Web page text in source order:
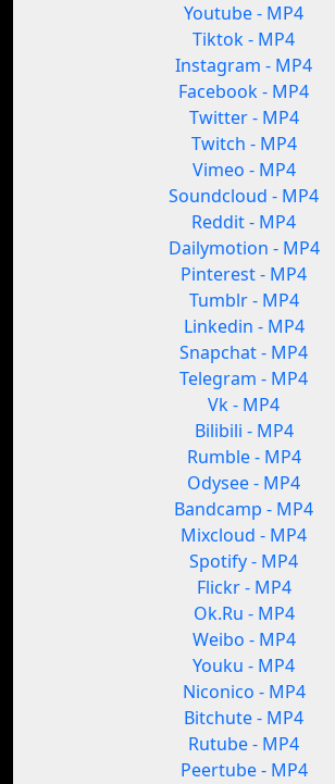
Youtube - MP4
Tiktok - MP4
Instagram - MP4
Facebook - MP4
Twitter - MP4
Twitch - MP4
Vimeo - MP4
Soundcloud - MP4
Reddit - MP4
Dailymotion - MP4
Pinterest - MP4
Tumblr - MP4
Linkedin - MP4
Snapchat - MP4
Telegram - MP4
Vk - MP4
Bilibili - MP4
Rumble - MP4
Odysee - MP4
Bandcamp - MP4
Mixcloud - MP4
Spotify - MP4
Flickr - MP4
Ok.Ru - MP4
Weibo - MP4
Youku - MP4
Niconico - MP4
Bitchute - MP4
Rutube - MP4
Peertube - MP4